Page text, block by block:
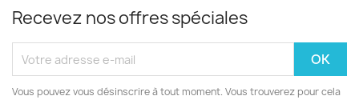
Recevez nos offres spéciales
Vous pouvez vous désinscrire à tout moment. Vous trouverez pour cela